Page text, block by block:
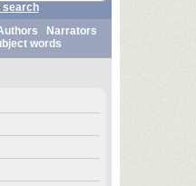
search
Narrators
words